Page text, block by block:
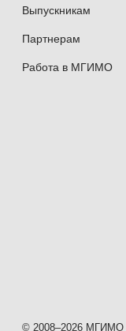
Выпускникам
Партнерам
Работа в МГИМО
© 2008–2026 МГИМО